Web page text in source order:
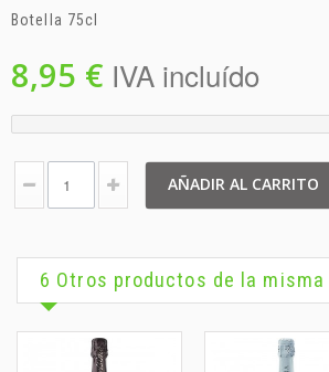
Botella 75cl
8,95 € IVA incluído
AÑADIR AL CARRITO
6 Otros productos de la